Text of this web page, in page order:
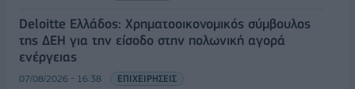
Deloitte Ελλάδος: Χρηματοοικονομικός σύμβουλος
της ΔΕΗ για την είσοδο στην πολωνική αγορά
ενέργειας
07/08/2026 - 16:38 ΕΠΙΧΕΙΡΗΣΕΙΣ